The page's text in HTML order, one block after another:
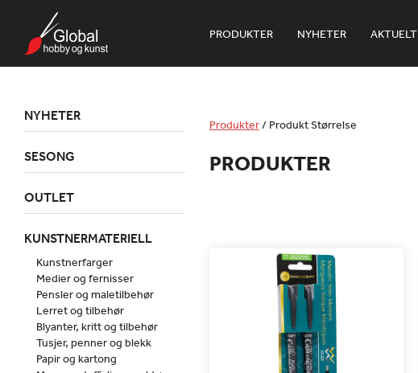
PRODUKTER NYHETER AKTUELT
Produkter/ Produkt Størrelse
PRODUKTER
NYHETER
SESONG
OUTLET
KUNSTNERMATERIELL
Kunstnerfarger
Medier og fernisser
Pensler og maletilbehør
Lerret og tilbehør
Blyanter, kritt og tilbehør
Tusjer, penner og blekk
Papir og kartong